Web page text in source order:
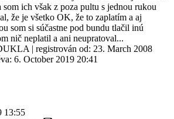
ich však z poza pultu s jednou rukou
že je všetko OK, že to zaplatím a aj
som si súčastne pod bundu tlačil inú
nič neplatil a ani neupratoval...
| registrován od: 23. March 2008
6. October 2019 20:41
13:55